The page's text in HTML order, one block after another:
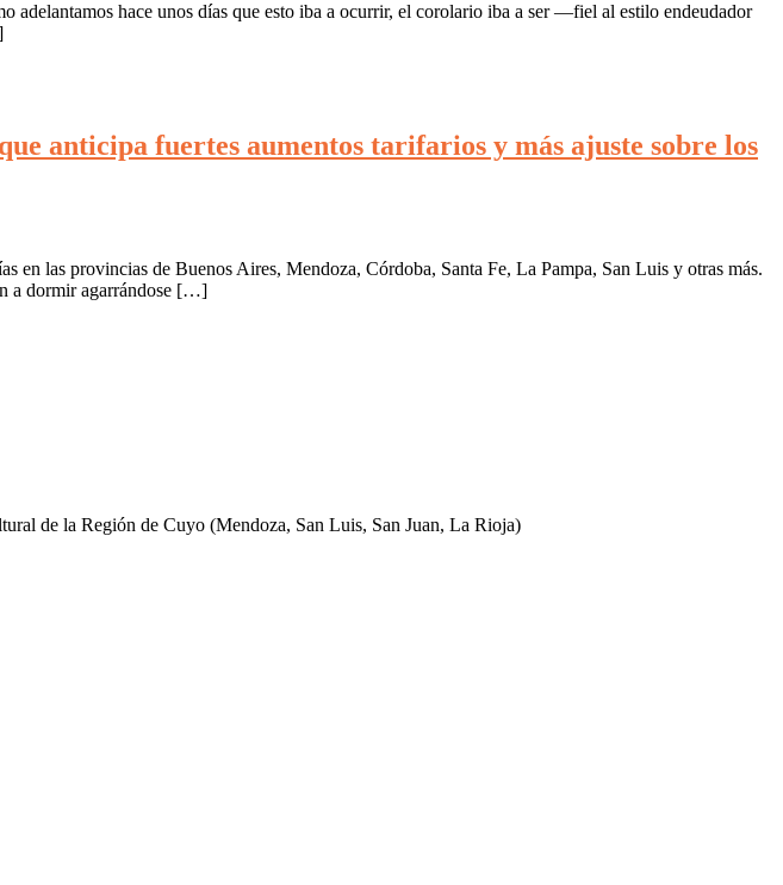
adelantamos hace unos días que esto iba a ocurrir, el corolario iba a ser —fiel al estilo endeudador
anticipa fuertes aumentos tarifarios y más ajuste sobre los
en las provincias de Buenos Aires, Mendoza, Córdoba, Santa Fe, La Pampa, San Luis y otras más.
a dormir agarrándose […]
de la Región de Cuyo (Mendoza, San Luis, San Juan, La Rioja)